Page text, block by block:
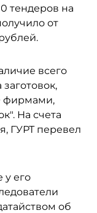
тендеров на
от
всего
фирмами,
На счета
ГУРТ перевел
у его
об